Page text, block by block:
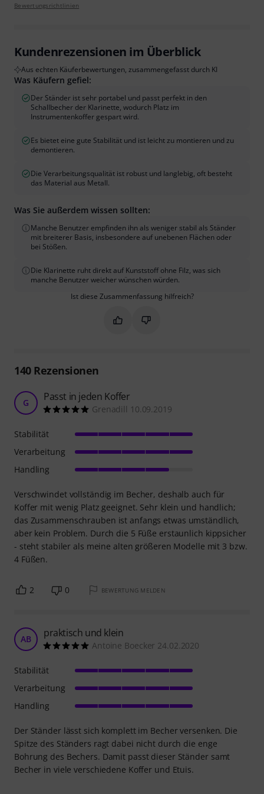
Bewertungsrichtlinien
Kundenrezensionen im Überblick
Aus echten Käuferbewertungen, zusammengefasst durch KI
Was Käufern gefiel:
Der Ständer ist sehr portabel und passt perfekt in den
Schallbecher der Klarinette, wodurch Platz im
Instrumentenkoffer gespart wird.
Es bietet eine gute Stabilität und ist leicht zu montieren und zu
demontieren.
Die Verarbeitungsqualität ist robust und langlebig, oft besteht
das Material aus Metall.
Was Sie außerdem wissen sollten:
Manche Benutzer empfinden ihn als weniger stabil als Ständer
mit breiterer Basis, insbesondere auf unebenen Flächen oder
bei Stößen.
Die Klarinette ruht direkt auf Kunststoff ohne Filz, was sich
manche Benutzer weicher wünschen würden.
Ist diese Zusammenfassung hilfreich?
Markieren Sie diese
Markieren Sie diese
140Rezensionen
G Passt in jeden Koffer
Grenadill 10.09.2019
Verschwindet vollständig im Becher, deshalb auch für
Koffer mit wenig Platz geeignet. Sehr klein und handlich;
das Zusammenschrauben ist anfangs etwas umständlich,
aber kein Problem. Durch die 5 Füße erstaunlich kippsicher
- steht stabiler als meine alten größeren Modelle mit 3 bzw.
4 Füßen.
Stabilität
Verarbeitung
Handling
2 0 BEWERTUNG MELDEN
AB praktisch und klein
Antoine Boecker 24.02.2020
Der Ständer lässt sich komplett im Becher versenken. Die
Spitze des Ständers ragt dabei nicht durch die enge
Bohrung des Bechers. Damit passt dieser Ständer samt
Becher in viele verschiedene Koffer und Etuis.
Stabilität
Verarbeitung
Handling